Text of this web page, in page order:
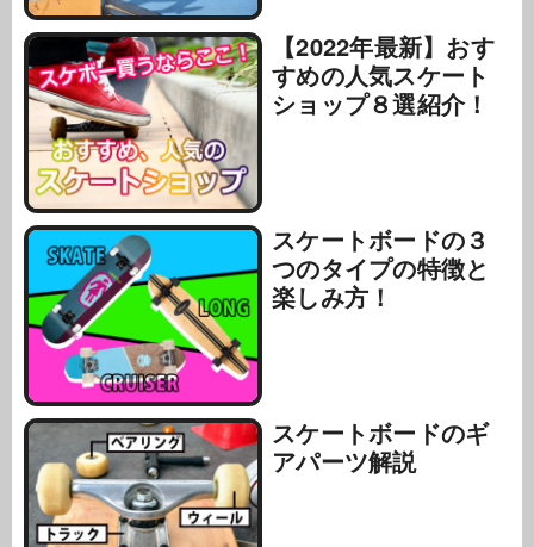
【2022年最新】おす
すめの人気スケート
ショップ８選紹介！
スケートボードの３
つのタイプの特徴と
楽しみ方！
スケートボードのギ
アパーツ解説